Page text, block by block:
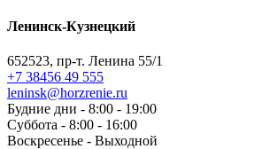
Ленинск-Кузнецкий
652523, пр-т. Ленина 55/1
+7 38456 49 555
leninsk@horzrenie.ru
Будние дни - 8:00 - 19:00
Суббота - 8:00 - 16:00
Воскресенье - Выходной